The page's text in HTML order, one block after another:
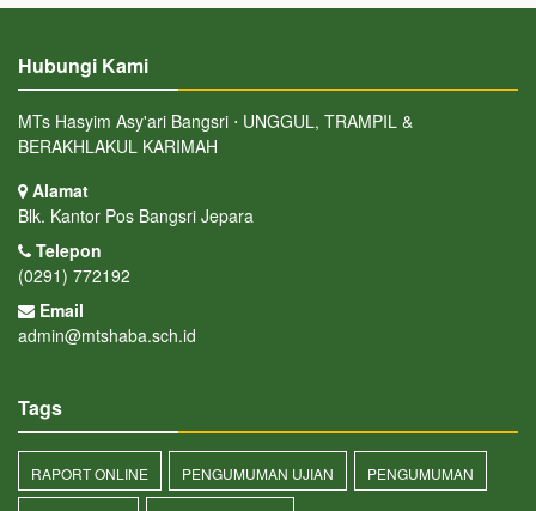
Hubungi Kami
MTs Hasyim Asy'ari Bangsri ⋅ UNGGUL, TRAMPIL &
BERAKHLAKUL KARIMAH
Alamat
Blk. Kantor Pos Bangsri Jepara
Telepon
(0291) 772192
Email
admin@mtshaba.sch.id
Tags
RAPORT ONLINE PENGUMUMAN UJIAN PENGUMUMAN